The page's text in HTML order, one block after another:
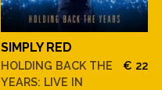
SIMPLY RED
HOLDING BACK THE
YEARS: LIVE IN
€ 22